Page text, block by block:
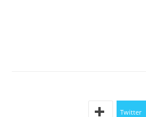
Twitter